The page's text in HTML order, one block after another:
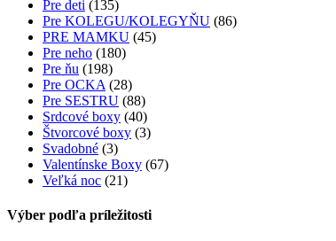
Pre deti (135)
Pre KOLEGU/KOLEGYŇU (86)
PRE MAMKU (45)
Pre neho (180)
Pre ňu (198)
Pre OCKA (28)
Pre SESTRU (88)
Srdcové boxy (40)
Štvorcové boxy (3)
Svadobné (3)
Valentínske Boxy (67)
Veľká noc (21)
Výber podľa príležitosti